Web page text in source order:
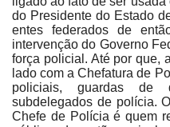
do Presidente do Estado
entes federados de
intervenção do Governo
força policial. Até por que,
lado com a Chefatura de
policiais, guardas de
subdelegados de polícia.
Chefe de Polícia é quem